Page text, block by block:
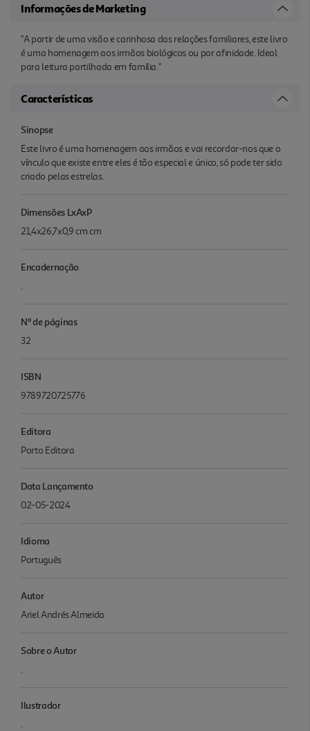
Informações de Marketing
"A partir de uma visão e carinhosa das relações familiares, este livro
é uma homenagem aos irmãos biológicos ou por afinidade. Ideal
para leitura partilhada em família."
Características
Sinopse
Este livro é uma homenagem aos irmãos e vai recordar-nos que o
vínculo que existe entre eles é tão especial e único, só pode ter sido
criado pelas estrelas.
Dimensões LxAxP
21,4x26,7x0,9 cm cm
Encadernação
.
Nº de páginas
32
ISBN
9789720725776
Editora
Porto Editora
Data Lançamento
02-05-2024
Idioma
Português
Autor
Ariel Andrés Almeida
Sobre o Autor
.
Ilustrador
.